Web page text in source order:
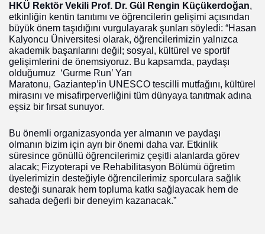
HKÜ Rektör Vekili Prof. Dr. Gül Rengin Küçükerdoğan,
etkinliğin kentin tanıtımı ve öğrencilerin gelişimi açısından
büyük önem taşıdığını vurgulayarak şunları söyledi: “Hasan
Kalyoncu Üniversitesi olarak, öğrencilerimizin yalnızca
akademik başarılarını değil; sosyal, kültürel ve sportif
gelişimlerini de önemsiyoruz. Bu kapsamda, paydaşı
olduğumuz ‘Gurme Run’ Yarı
Maratonu, Gaziantep’in UNESCO tescilli mutfağını, kültürel
mirasını ve misafirperverliğini tüm dünyaya tanıtmak adına
eşsiz bir fırsat sunuyor.
Bu önemli organizasyonda yer almanın ve paydaşı
olmanın bizim için ayrı bir önemi daha var. Etkinlik
süresince gönüllü öğrencilerimiz çeşitli alanlarda görev
alacak; Fizyoterapi ve Rehabilitasyon Bölümü öğretim
üyelerimizin desteğiyle öğrencilerimiz sporculara sağlık
desteği sunarak hem topluma katkı sağlayacak hem de
sahada değerli bir deneyim kazanacak.”